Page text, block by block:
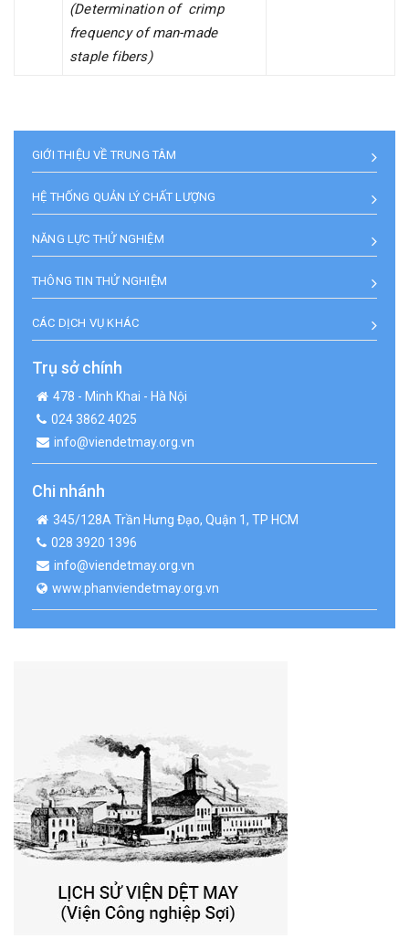
(Determination of crimp
frequency of man-made
staple fibers)
GIỚI THIỆU VỀ TRUNG TÂM
HỆ THỐNG QUẢN LÝ CHẤT LƯỢNG
NĂNG LỰC THỬ NGHIỆM
THÔNG TIN THỬ NGHIỆM
CÁC DỊCH VỤ KHÁC
Trụ sở chính
478 - Minh Khai - Hà Nội
024 3862 4025
info@viendetmay.org.vn
Chi nhánh
345/128A Trần Hưng Đạo, Quận 1, TP HCM
028 3920 1396
info@viendetmay.org.vn
www.phanviendetmay.org.vn